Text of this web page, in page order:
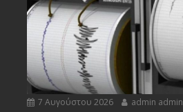
7 Αυγούστου 2026 admin admin